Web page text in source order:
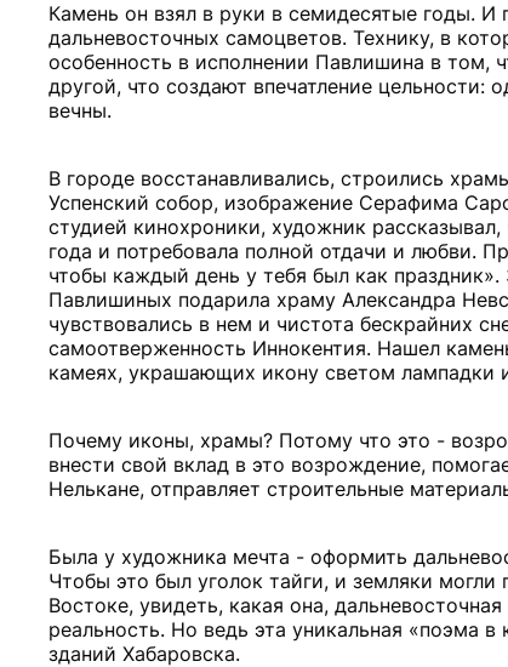
Камень он взял в руки в семидесятые годы.
дальневосточных самоцветов. Технику, в
особенность в исполнении Павлишина в том,
другой, что создают впечатление цельности:
вечны.
В городе восстанавливались, строились
Успенский собор, изображение Серафима
студией кинохроники, художник
года и потребовала полной отдачи и любви.
чтобы каждый день у тебя был как
Павлишиных подарила храму Александра
чувствовались в нем и чистота бескрайних
самоотверженность Иннокентия. Нашел
камеях, украшающих икону светом лампадки
Почему иконы, храмы? Потому что это -
внести свой вклад в это возрождение,
Нелькане, отправляет строительные
Была у художника мечта - оформить
Чтобы это был уголок тайги, и земляки
Востоке, увидеть, какая она,
реальность. Но ведь эта уникальная «поэма
зданий Хабаровска.